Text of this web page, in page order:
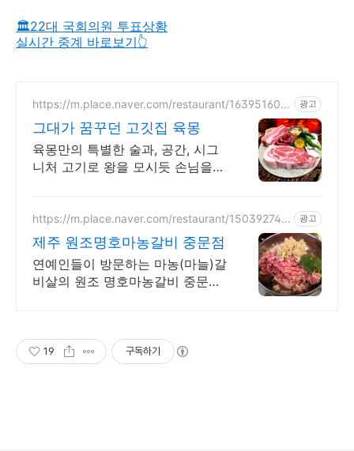
🏛️22대 국회의원 투표상황
실시간 중계 바로보기👆
https://m.place.naver.com/restaurant/163951608
광고
그대가 꿈꾸던 고깃집 육몽
육몽만의 특별한 술과, 공간, 시그
니처 고기로 왕을 모시듯 손님을
https://m.place.naver.com/restaurant/150392745
광고
제주 원조명호마농갈비 중문점
연예인들이 방문하는 마농(마늘)갈
비살의 원조 명호마농갈비 중문점
19 구독하기